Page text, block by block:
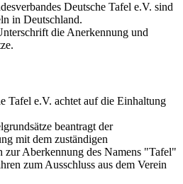
Deutsche Tafel e.V. sind
in Deutschland.
die Anerkennung und
Tafel e.V. achtet auf die Einhaltung
beantragt der
mit dem zuständigen
zur Aberkennung des Namens "Tafel"
zum Ausschluss aus dem Verein